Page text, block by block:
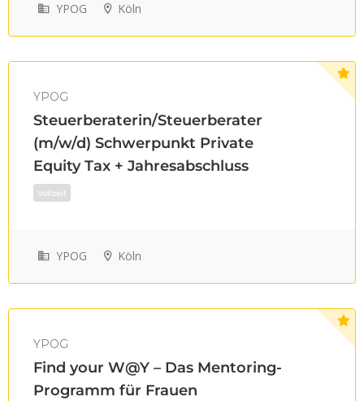
Teilzeit
YPOG Köln
YPOG
Steuerberaterin/Steuerberater
(m/w/d) Schwerpunkt Private
Equity Tax + Jahresabschluss
YPOG Köln
YPOG
Find your W@Y – Das Mentoring-
Programm für Frauen